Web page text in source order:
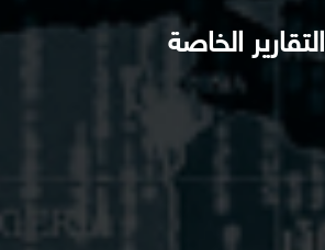
التقارير الخاصة